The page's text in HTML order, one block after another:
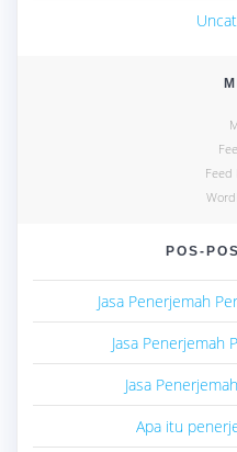
Feed
POS-
Jasa Penerjemah
Jasa Penerjemah
Jasa
Apa itu